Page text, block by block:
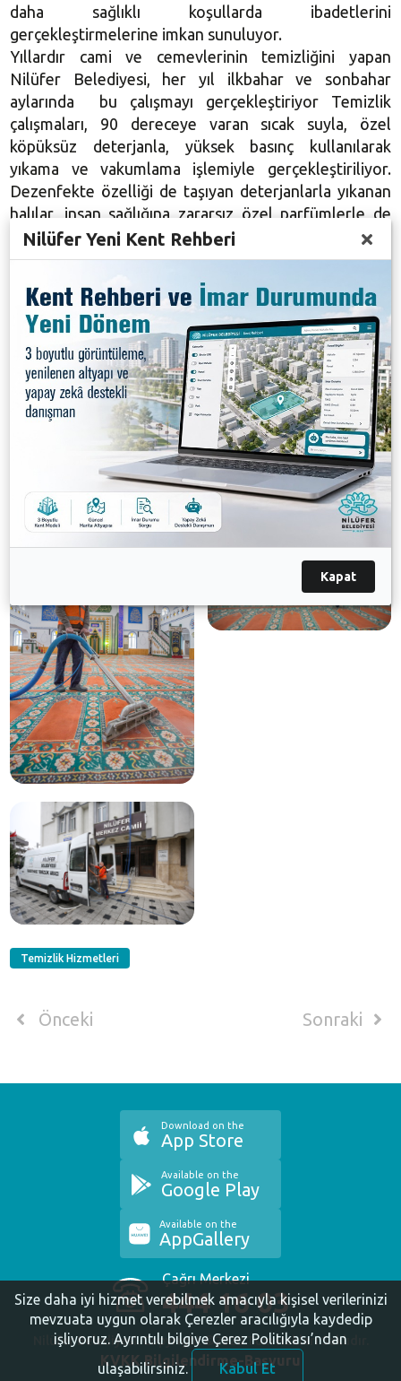
daha sağlıklı koşullarda ibadetlerini
gerçekleştirmelerine imkan sunuluyor.
Yıllardır cami ve cemevlerinin temizliğini yapan
Nilüfer Belediyesi, her yıl ilkbahar ve sonbahar
aylarında bu çalışmayı gerçekleştiriyor Temizlik
çalışmaları, 90 dereceye varan sıcak suyla, özel
köpüksüz deterjanla, yüksek basınç kullanılarak
yıkama ve vakumlama işlemiyle gerçekleştiriliyor.
Dezenfekte özelliği de taşıyan deterjanlarla yıkanan
halılar, insan sağlığına zararsız özel parfümlerle de
ferahlatılıyor. Nilüfer Belediyesi bu yıl toplam 116
ibadethanede toplam 70 bin metrekare halının
Galeri
Temizlik Hizmetleri
Önceki Sonraki
Çağrı Merkezi
444 16 03
Nilüfer Belediyesi. Copyright ©2020 Tüm Hakları Saklıdır.
KVKK Bilgilendirme-Başvuru
Download on the
App Store
Available on the
Google Play
Available on the
AppGallery
Nilüfer Yeni Kent Rehberi
Kapat
Size daha iyi hizmet verebilmek amacıyla kişisel verilerinizi
mevzuata uygun olarak Çerezler aracılığıyla kaydedip
işliyoruz. Ayrıntılı bilgiye Çerez Politikası’ndan
ulaşabilirsiniz.
Kabul Et